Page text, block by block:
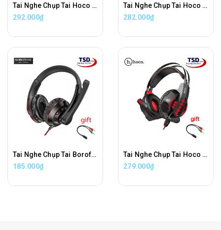
Tai Nghe Chụp Tai Hoco ESD03 Chính Hãng Led RGB
292.000₫
Tai Nghe Chụp Tai Hoco ESD06 Chính Hãng Led RGB
282.000₫
Tai Nghe Chụp Tai Borofone BO102 Chính Hãng Hỗ Trợ Mic Đàm Thoại
185.000₫
Tai Nghe Chụp Tai Hoco W102 Chính Hãng Có Led Hỗ Trợ Mic Đàm Thoại
279.000₫